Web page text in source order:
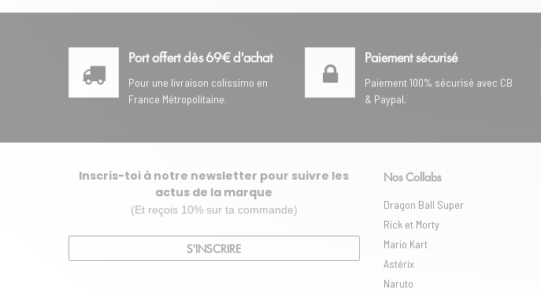
Port offert dès 69€ d'achat
Pour une livraison colissimo en
France Métropolitaine.
Paiement sécurisé
Paiement 100% sécurisé avec CB
& Paypal.
Inscris-toi à notre newsletter pour suivre les
actus de la marque
(Et reçois 10% sur ta commande)
S'INSCRIRE
Nos Collabs
Dragon Ball Super
Rick et Morty
Mario Kart
Astérix
Naruto